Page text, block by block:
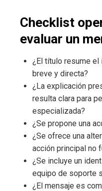
Checklist
evaluar un
¿El título resume
breve y directa?
¿La explicación
resulta clara para
especializada?
¿Se propone una
¿Se ofrece una
acción principal no
¿Se incluye un
equipo de soporte
¿El mensaje es